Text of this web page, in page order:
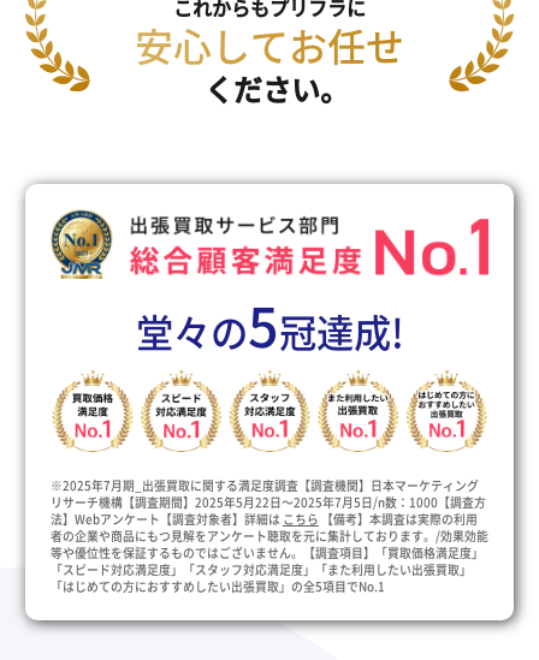
これからもプリフラに
安心してお任せ
ください。
堂々の5冠達成!
※2025年7月期_出張買取に関する満足度調査【調査機関】日本マーケティング
リサーチ機構【調査期間】2025年5月22日～2025年7月5日/n数：1000【調査方
法】Webアンケート【調査対象者】詳細は こちら
【備考】本調査は実際の利用
者の企業や商品にもつ見解をアンケート聴取を元に集計しております。/効果効能
等や優位性を保証するものではございません。【調査項目】「買取価格満足度」
「スピード対応満足度」「スタッフ対応満足度」「また利用したい出張買取」
「はじめての方におすすめしたい出張買取」の全5項目でNo.1